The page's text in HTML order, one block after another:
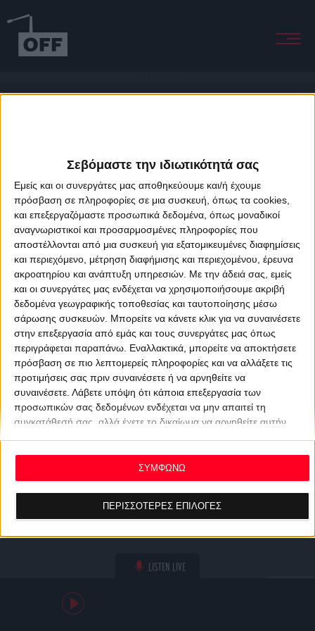
Σεβόμαστε την ιδιωτικότητά σας
Εμείς και οι συνεργάτες μας αποθηκεύουμε και/ή έχουμε
πρόσβαση σε πληροφορίες σε μια συσκευή, όπως τα cookies,
και επεξεργαζόμαστε προσωπικά δεδομένα, όπως μοναδικοί
αναγνωριστικοί και προσαρμοσμένες πληροφορίες που
αποστέλλονται από μια συσκευή για εξατομικευμένες διαφημίσεις
και περιεχόμενο, μέτρηση διαφήμισης και περιεχομένου, έρευνα
ακροατηρίου και ανάπτυξη υπηρεσιών. Με την άδειά σας, εμείς
και οι συνεργάτες μας ενδέχεται να χρησιμοποιήσουμε ακριβή
δεδομένα γεωγραφικής τοποθεσίας και ταυτοποίησης μέσω
σάρωσης συσκευών. Μπορείτε να κάνετε κλικ για να συναινέσετε
στην επεξεργασία από εμάς και τους συνεργάτες μας όπως
περιγράφεται παραπάνω. Εναλλακτικά, μπορείτε να αποκτήσετε
πρόσβαση σε πιο λεπτομερείς πληροφορίες και να αλλάξετε τις
προτιμήσεις σας πριν συναινέσετε ή να αρνηθείτε να
συναινέσετε. Λάβετε υπόψη ότι κάποια επεξεργασία των
προσωπικών σας δεδομένων ενδέχεται να μην απαιτεί τη
συγκατάθεσή σας, αλλά έχετε το δικαίωμα να αρνηθείτε αυτήν
ανακαλέσετε τη συγκατάθεσή σας ανά πάσα στιγμή
επιστρέφοντας σε αυτόν τον ιστότοπο και κάνοντας κλικ στο
κουμπί "Απορρήτου" στο κάτω μέρος της ιστοσελίδας.
ΠΕΡΙΣΣΟΤΕΡΕΣ ΕΠΙΛΟΓΕΣ
ΣΥΜΦΩΝΩ
LISTEN LIVE
About Offradio Business Class Terms & Conditions
Privacy Policy
Designed & developed byporcupine colors&Fotis Alexandrou